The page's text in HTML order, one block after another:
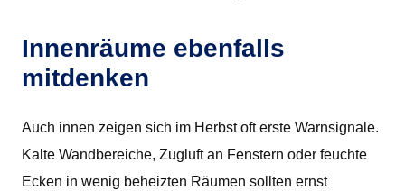
Innenräume ebenfalls
mitdenken
Auch innen zeigen sich im Herbst oft erste Warnsignale.
Kalte Wandbereiche, Zugluft an Fenstern oder feuchte
Ecken in wenig beheizten Räumen sollten ernst